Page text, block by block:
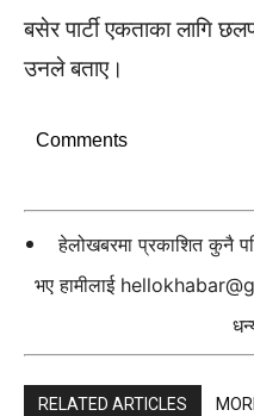
बसेर पार्टी एकताका लागि
उनले बताए।
Comments
हेलोखबरमा प्रकाशित कुनै
भए हामीलाई
RELATED ARTICLES